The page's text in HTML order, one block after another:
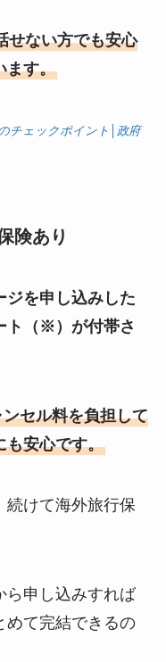
せない方でも安心
ます。
チェックポイント│政府
険あり
ジを申し込みした
ト（※）が付帯さ
セル料を負担して
も安心です。
続けて海外旅行保
ら申し込みすれば
めて完結できるの